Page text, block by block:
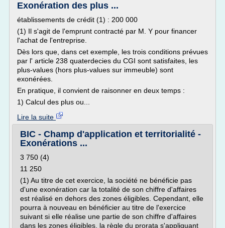
Exonération des plus ...
établissements de crédit (1) : 200 000
(1) Il s'agit de l'emprunt contracté par M. Y pour financer
l'achat de l'entreprise.
Dès lors que, dans cet exemple, les trois conditions prévues
par l' article 238 quaterdecies du CGI sont satisfaites, les
plus-values (hors plus-values sur immeuble) sont
exonérées.
En pratique, il convient de raisonner en deux temps :
1) Calcul des plus ou...
Lire la suite
BIC - Champ d'application et territorialité -
Exonérations ...
3 750 (4)
11 250
(1) Au titre de cet exercice, la société ne bénéficie pas
d'une exonération car la totalité de son chiffre d'affaires
est réalisé en dehors des zones éligibles. Cependant, elle
pourra à nouveau en bénéficier au titre de l'exercice
suivant si elle réalise une partie de son chiffre d'affaires
dans les zones éligibles, la règle du prorata s'appliquant